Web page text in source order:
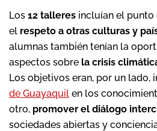
Los 12 talleres incluían el
el respeto a otras culturas y
alumnas también tenían la
aspectos sobre la crisis
Los objetivos eran, por un lado,
de Guayaquil en los
otro, promover el diálogo
sociedades abiertas y